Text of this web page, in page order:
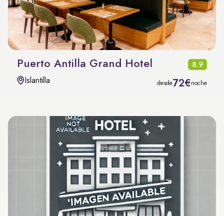
Puerto Antilla Grand Hotel 8.9
Islantilla desde72€noche